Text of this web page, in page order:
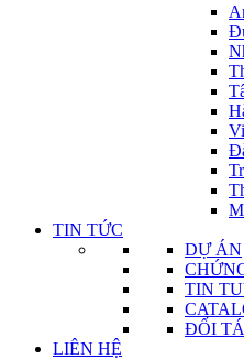
TIN TỨC
DỰ ÁN
TIN
ĐỐI
LIÊN HỆ